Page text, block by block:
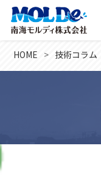
HOME 技術コラム